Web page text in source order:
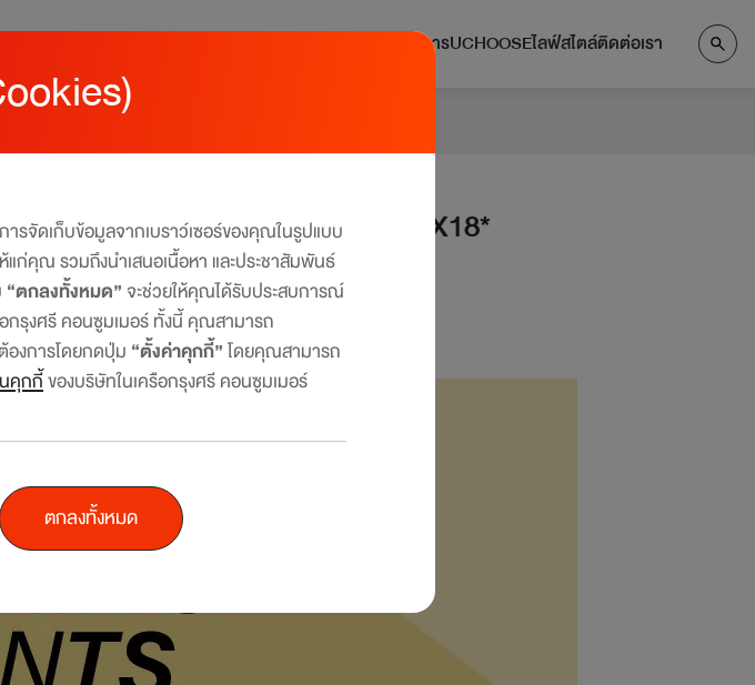
บริการUCHOOSEไลฟ์สไตล์ติดต่อเรา
นรักบ้าน รับคะแนนเดอะวันพิเศษ X18*
น 15 ส.ค. 69
ลรีเทล ที่ร่วมรายการ
รจัดเก็บข้อมูลจากเบราว์เซอร์ของคุณในรูปแบบ
ก่คุณ รวมถึงนำเสนอเนื้อหา และประชาสัมพันธ์
“ตกลงทั้งหมด”จะช่วยให้คุณได้รับประสบการณ์
อกรุงศรี คอนซูมเมอร์ ทั้งนี้ คุณสามารถ
งการโดยกดปุ่ม “ตั้งค่าคุกกี้”โดยคุณสามารถ
คุกกี้ของบริษัทในเครือกรุงศรี คอนซูมเมอร์
ตกลงทั้งหมด